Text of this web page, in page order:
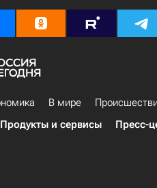
В мире
Продукты и сервисы Пресс-